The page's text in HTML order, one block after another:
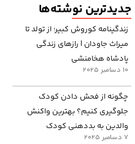
جدیدترین نوشته‌ها
زندگینامه کوروش کبیر؛ از تولد تا
میراث جاودان | رازهای زندگی
پادشاه هخامنشی
10 دسامبر 2025
چگونه از فحش دادن کودک
جلوگیری کنیم؟ بهترین واکنش
والدین به بددهنی کودک
7 دسامبر 2025